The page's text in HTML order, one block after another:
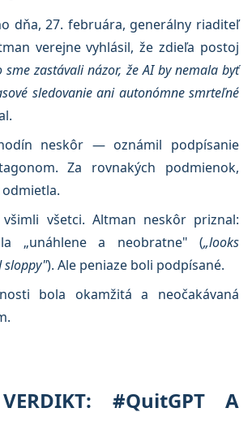
dňa, 27. februára, generálny riaditeľ
verejne vyhlásil, že zdieľa postoj
sme zastávali názor, že AI by nemala byť
sledovanie ani autonómne smrteľné
neskôr — oznámil podpísanie
Za rovnakých podmienok,
všimli všetci. Altman neskôr priznal:
„unáhlene a neobratne" („looks
sloppy"). Ale peniaze boli podpísané.
bola okamžitá a neočakávaná
#QuitGPT A